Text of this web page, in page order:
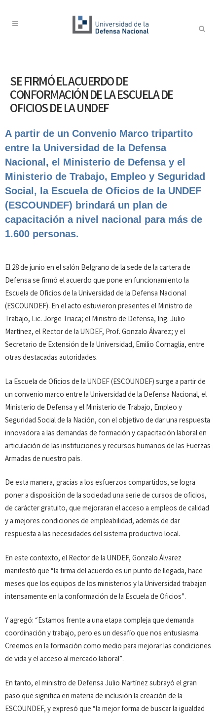
SE FIRMÓ EL ACUERDO DE
CONFORMACIÓN DE LA ESCUELA DE
OFICIOS DE LA UNDEF
A partir de un Convenio Marco tripartito
entre la Universidad de la Defensa
Nacional, el Ministerio de Defensa y el
Ministerio de Trabajo, Empleo y Seguridad
Social, la Escuela de Oficios de la UNDEF
(ESCOUNDEF) brindará un plan de
capacitación a nivel nacional para más de
1.600 personas.
El 28 de junio en el salón Belgrano de la sede de la cartera de
Defensa se firmó el acuerdo que pone en funcionamiento la
Escuela de Oficios de la Universidad de la Defensa Nacional
(ESCOUNDEF). En el acto estuvieron presentes el Ministro de
Trabajo, Lic. Jorge Triaca; el Ministro de Defensa, Ing. Julio
Martínez, el Rector de la UNDEF, Prof. Gonzalo Álvarez; y el
Secretario de Extensión de la Universidad, Emilio Cornaglia, entre
otras destacadas autoridades.
La Escuela de Oficios de la UNDEF (ESCOUNDEF) surge a partir de
un convenio marco entre la Universidad de la Defensa Nacional, el
Ministerio de Defensa y el Ministerio de Trabajo, Empleo y
Seguridad Social de la Nación, con el objetivo de dar una respuesta
innovadora a las demandas de formación y capacitación laboral en
articulación de las instituciones y recursos humanos de las Fuerzas
Armadas de nuestro país.
De esta manera, gracias a los esfuerzos compartidos, se logra
poner a disposición de la sociedad una serie de cursos de oficios,
de carácter gratuito, que mejoraran el acceso a empleos de calidad
y a mejores condiciones de empleabilidad, además de dar
respuesta a las necesidades del sistema productivo local.
En este contexto, el Rector de la UNDEF, Gonzalo Álvarez
manifestó que “la firma del acuerdo es un punto de llegada, hace
meses que los equipos de los ministerios y la Universidad trabajan
intensamente en la conformación de la Escuela de Oficios”.
Y agregó: “Estamos frente a una etapa compleja que demanda
coordinación y trabajo, pero es un desafío que nos entusiasma.
Creemos en la formación como medio para mejorar las condiciones
de vida y el acceso al mercado laboral”.
En tanto, el ministro de Defensa Julio Martínez subrayó el gran
paso que significa en materia de inclusión la creación de la
ESCOUNDEF, y expresó que “la mejor forma de buscar la igualdad